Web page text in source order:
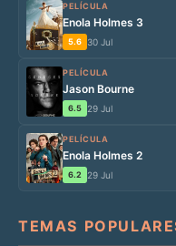
PELÍCULA
Enola Holmes 3
5.6 30 Jul
PELÍCULA
Jason Bourne
6.5 29 Jul
PELÍCULA
Enola Holmes 2
6.2 29 Jul
TEMAS